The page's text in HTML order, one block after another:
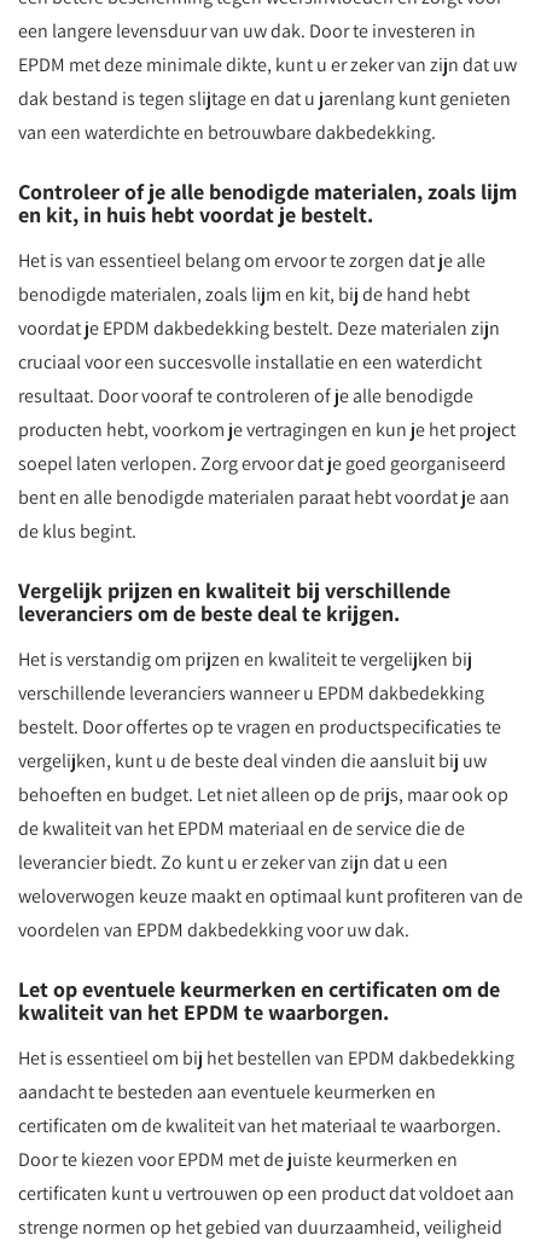
een langere levensduur van uw dak. Door te investeren in
EPDM met deze minimale dikte, kunt u er zeker van zijn dat uw
dak bestand is tegen slijtage en dat u jarenlang kunt genieten
van een waterdichte en betrouwbare dakbedekking.
Controleer of je alle benodigde materialen, zoals lijm
en kit, in huis hebt voordat je bestelt.
Het is van essentieel belang om ervoor te zorgen dat je alle
benodigde materialen, zoals lijm en kit, bij de hand hebt
voordat je EPDM dakbedekking bestelt. Deze materialen zijn
cruciaal voor een succesvolle installatie en een waterdicht
resultaat. Door vooraf te controleren of je alle benodigde
producten hebt, voorkom je vertragingen en kun je het project
soepel laten verlopen. Zorg ervoor dat je goed georganiseerd
bent en alle benodigde materialen paraat hebt voordat je aan
de klus begint.
Vergelijk prijzen en kwaliteit bij verschillende
leveranciers om de beste deal te krijgen.
Het is verstandig om prijzen en kwaliteit te vergelijken bij
verschillende leveranciers wanneer u EPDM dakbedekking
bestelt. Door offertes op te vragen en productspecificaties te
vergelijken, kunt u de beste deal vinden die aansluit bij uw
behoeften en budget. Let niet alleen op de prijs, maar ook op
de kwaliteit van het EPDM materiaal en de service die de
leverancier biedt. Zo kunt u er zeker van zijn dat u een
weloverwogen keuze maakt en optimaal kunt profiteren van de
voordelen van EPDM dakbedekking voor uw dak.
Let op eventuele keurmerken en certificaten om de
kwaliteit van het EPDM te waarborgen.
Het is essentieel om bij het bestellen van EPDM dakbedekking
aandacht te besteden aan eventuele keurmerken en
certificaten om de kwaliteit van het materiaal te waarborgen.
Door te kiezen voor EPDM met de juiste keurmerken en
certificaten kunt u vertrouwen op een product dat voldoet aan
strenge normen op het gebied van duurzaamheid, veiligheid